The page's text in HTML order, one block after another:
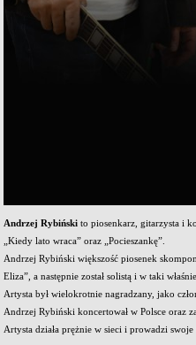
Andrzej Rybiński to piosenkarz, gitarzysta i
„Kiedy lato wraca” oraz „Pocieszankę”.
Andrzej Rybiński większość piosenek
Eliza”, a następnie został solistą i w taki
Artysta był wielokrotnie nagradzany, jako
Andrzej Rybiński koncertował w Polsce oraz
Artysta działa prężnie w sieci i prowadzi